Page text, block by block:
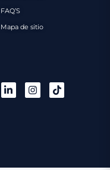
FAQ’S
Mapa de sitio